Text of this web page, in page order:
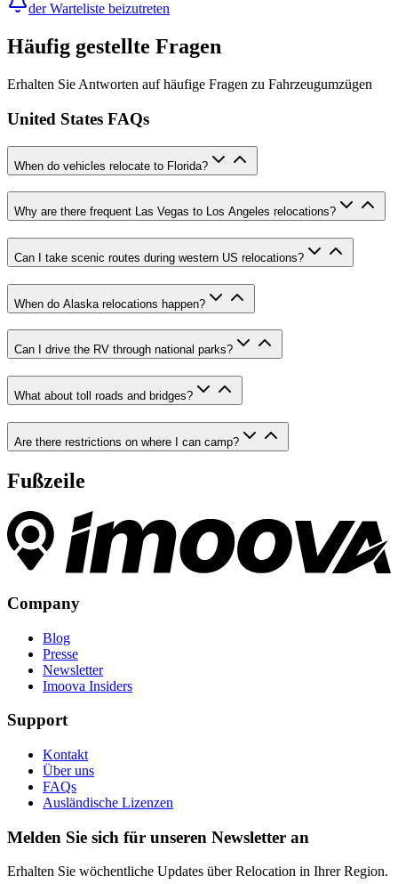
der Warteliste beizutreten
Häufig gestellte Fragen
Erhalten Sie Antworten auf häufige Fragen zu Fahrzeugumzügen
United States FAQs
When do vehicles relocate to Florida?
Why are there frequent Las Vegas to Los Angeles relocations?
Can I take scenic routes during western US relocations?
When do Alaska relocations happen?
Can I drive the RV through national parks?
What about toll roads and bridges?
Are there restrictions on where I can camp?
Fußzeile
Company
Blog
Presse
Newsletter
Imoova Insiders
Support
Kontakt
Über uns
FAQs
Ausländische Lizenzen
Melden Sie sich für unseren Newsletter an
Erhalten Sie wöchentliche Updates über Relocation in Ihrer Region.